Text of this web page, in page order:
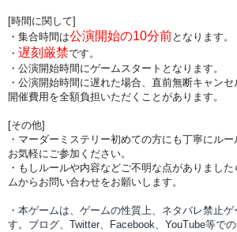
[時間に関して]
・集合時間は公演開始の10分前となります。
・ 遅刻厳禁です。
・公演開始時間にゲームスタートとなります。
・公演開始時間に遅れた場合、直前無断キャン
開催費用を全額負担いただくことがあります。
[その他]
・マーダーミステリー初めての方にも丁寧にル
お気軽にご参加ください。
・もしルールや内容などご不明な点がありまし
ムからお問い合わせをお願いします。
・本ゲームは、ゲームの性質上、ネタバレ禁止
す。ブログ、Twitter、Facebook、YouTube等での